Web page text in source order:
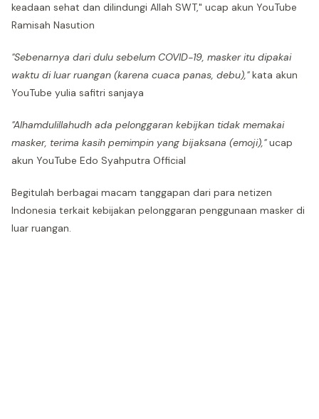
keadaan sehat dan dilindungi Allah SWT," ucap akun YouTube
Ramisah Nasution
"Sebenarnya dari dulu sebelum COVID-19, masker itu dipakai
waktu di luar ruangan (karena cuaca panas, debu),"kata akun
YouTube yulia safitri sanjaya
"Alhamdulillahudh ada pelonggaran kebijkan tidak memakai
masker, terima kasih pemimpin yang bijaksana (emoji),"ucap
akun YouTube Edo Syahputra Official
Begitulah berbagai macam tanggapan dari para netizen
Indonesia terkait kebijakan pelonggaran penggunaan masker di
luar ruangan.